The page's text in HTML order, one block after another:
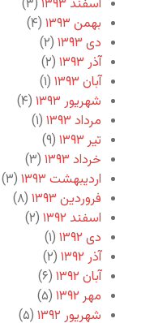
اسفند ۱۳۹۳
(۳)
بهمن ۱۳۹۳
(۴)
دی ۱۳۹۳
(۲)
آذر ۱۳۹۳
(۲)
آبان ۱۳۹۳
(۱)
شهریور ۱۳۹۳
(۴)
مرداد ۱۳۹۳
(۱)
تیر ۱۳۹۳
(۹)
خرداد ۱۳۹۳
(۳)
اردیبهشت ۱۳۹۳
(۳)
فروردین ۱۳۹۳
(۸)
اسفند ۱۳۹۲
(۲)
دی ۱۳۹۲
(۱)
آذر ۱۳۹۲
(۲)
آبان ۱۳۹۲
(۶)
مهر ۱۳۹۲
(۵)
شهریور ۱۳۹۲
(۵)